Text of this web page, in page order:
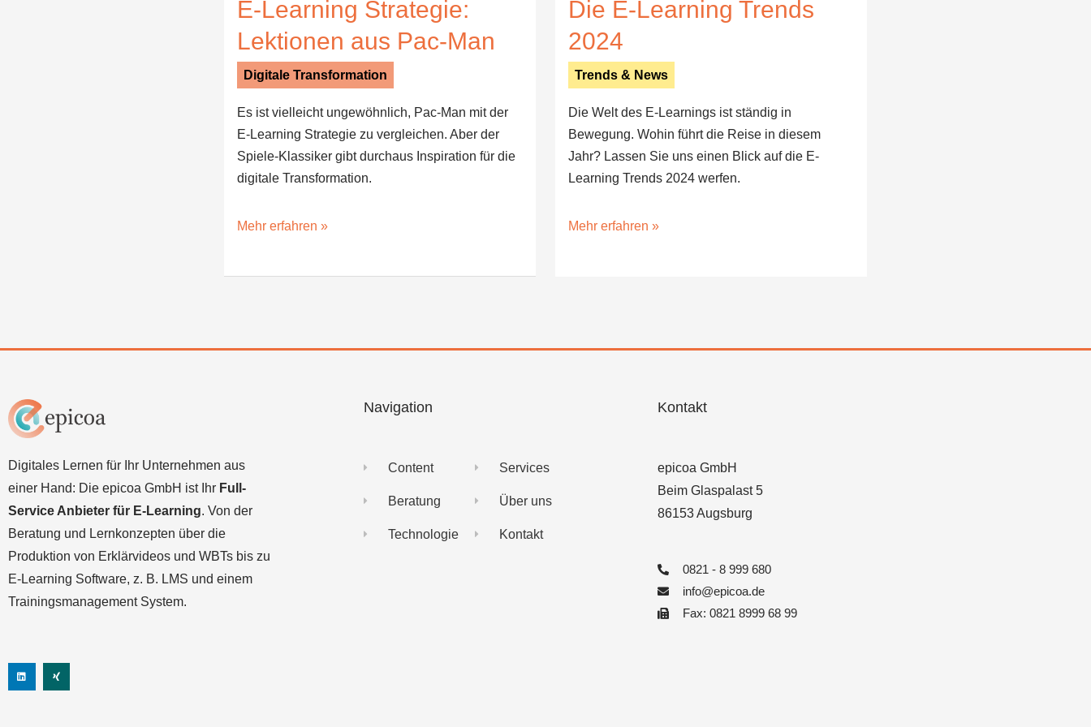
E-Learning Strategie:
Lektionen aus Pac-Man
Digitale Transformation
Es ist vielleicht ungewöhnlich, Pac-Man mit der
E-Learning Strategie zu vergleichen. Aber der
Spiele-Klassiker gibt durchaus Inspiration für die
digitale Transformation.
Mehr erfahren »
Die E-Learning Trends
2024
Trends & News
Die Welt des E-Learnings ist ständig in
Bewegung. Wohin führt die Reise in diesem
Jahr? Lassen Sie uns einen Blick auf die E-
Learning Trends 2024 werfen.
Mehr erfahren »
Digitales Lernen für Ihr Unternehmen aus
einer Hand: Die epicoa GmbH ist Ihr Full-
Service Anbieter für E-Learning. Von der
Beratung und Lernkonzepten über die
Produktion von Erklärvideos und WBTs bis zu
E-Learning Software, z. B. LMS und einem
Trainingsmanagement System.
i
i
Navigation
Content
Beratung
Technologie
Services
Über uns
Kontakt
Kontakt
epicoa GmbH
Beim Glaspalast 5
86153 Augsburg
0821 - 8 999 680
info@epicoa.de
Fax: 0821 8999 68 99